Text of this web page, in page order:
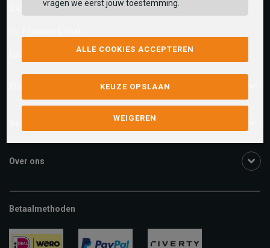
webshop@schuurman-schoenen.nl
facebook.com/SchuurmanSchoenen
Over ons
Betaalmethoden
vragen we eerst jouw toestemming.
ALLE COOKIES ACCEPTEREN
KEUZE OPSLAAN
WEIGEREN